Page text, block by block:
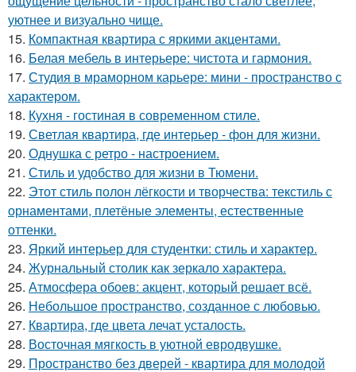
уютнее и визуально чище.
15. Компактная квартира с яркими акцентами.
16. Белая мебель в интерьере: чистота и гармония.
17. Студия в мраморном карьере: мини - пространство с
характером.
18. Кухня - гостиная в современном стиле.
19. Светлая квартира, где интерьер - фон для жизни.
20. Однушка с ретро - настроением.
21. Стиль и удобство для жизни в Тюмени.
22. Этот стиль полон лёгкости и творчества: текстиль с
орнаментами, плетёные элементы, естественные
оттенки.
23. Яркий интерьер для студентки: стиль и характер.
24. Журнальный столик как зеркало характера.
25. Атмосфера обоев: акцент, который решает всё.
26. Небольшое пространство, созданное с любовью.
27. Квартира, где цвета лечат усталость.
28. Восточная мягкость в уютной евродвушке.
29. Пространство без дверей - квартира для молодой